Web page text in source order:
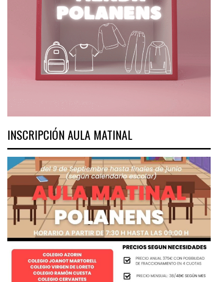
INSCRIPCIÓN AULA MATINAL